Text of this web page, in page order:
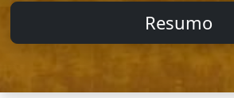
Resumo